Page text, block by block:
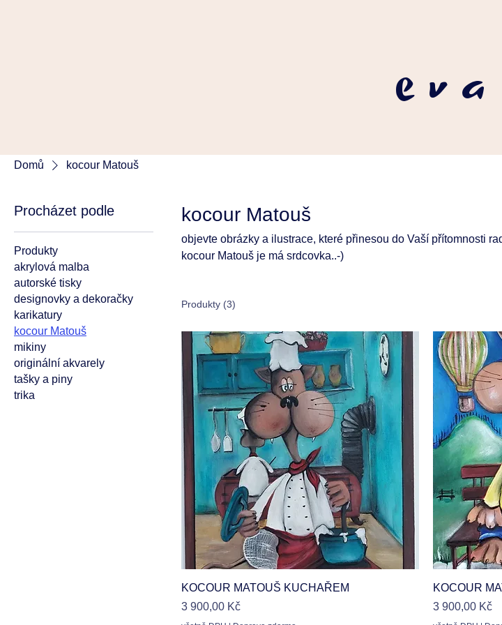
Domů kocour Matouš
Procházet podle
Produkty
akrylová malba
autorské tisky
designovky a dekoračky
karikatury
kocour Matouš
mikiny
originální akvarely
tašky a piny
trika
kocour Matouš
objevte obrázky a ilustrace, které přinesou do Vaší přítomnosti
kocour Matouš je má srdcovka..-)
Produkty (3)
Rychlý náhled
KOCOUR MATOUŠ KUCHAŘEM
Cena
3 900,00 Kč
KOCOUR
Cena
3 900,00 Kč